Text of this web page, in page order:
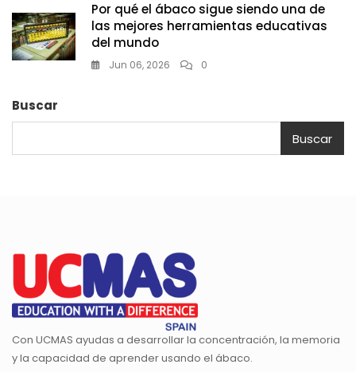
Por qué el ábaco sigue siendo una de
las mejores herramientas educativas
del mundo
Jun 06, 2026 0
Buscar
Buscar
Con UCMAS ayudas a desarrollar la concentración, la memoria
y la capacidad de aprender usando el ábaco.